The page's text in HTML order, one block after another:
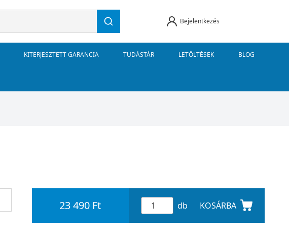
Bejelentkezés
KITERJESZTETT GARANCIA TUDÁSTÁR LETÖLTÉSEK BLOG
23 490 Ft db KOSÁRBA